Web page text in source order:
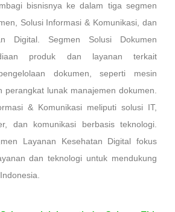
bisnisnya ke dalam tiga segmen
Solusi Informasi & Komunikasi, dan
Digital. Segmen Solusi Dokumen
produk dan layanan terkait
dokumen, seperti mesin
perangkat lunak manajemen dokumen.
& Komunikasi meliputi solusi IT,
dan komunikasi berbasis teknologi.
Layanan Kesehatan Digital fokus
dan teknologi untuk mendukung